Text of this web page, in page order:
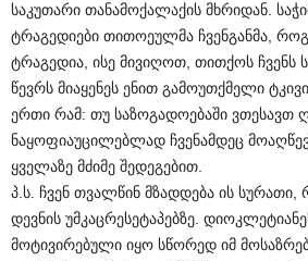
საკუთარი თანამოქალაქის მხრიდან
ტრაგედიები თითოეულმა ჩვენგანმა
ტრაგედია ისე მივიღოთ თითქოს ჩვენს
წევრს მიაყენეს ენით გამოუთქმელი
ერთი რამ: თუ საზოგადოებაში ვთესავთ
ნაყოფიაუცილებლად ჩვენამდეც
ყველაზე მძიმე შედეგებით
პ ს ჩვენ თვალწინ მზადდება ის სურათი
დევნის უმკაცრესეტაპებზე
მოტივირებული იყო სწორედ იმ